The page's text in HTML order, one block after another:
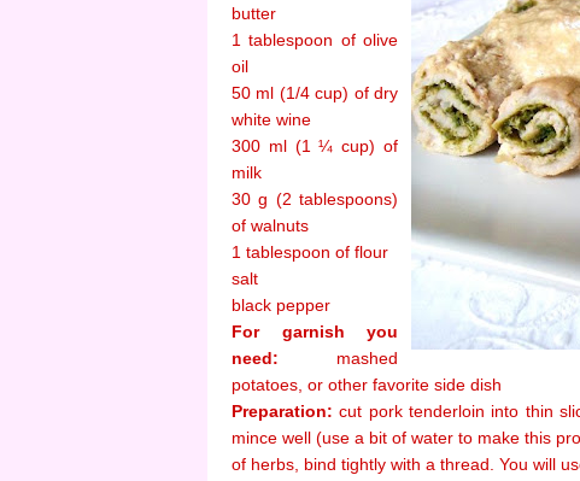
butter
1 tablespoon of olive
oil
50 ml (1/4 cup) of dry
white wine
300 ml (1 ¼ cup) of
milk
30 g (2 tablespoons)
of walnuts
1 tablespoon of flour
salt
black pepper
For garnish you
need: mashed
potatoes, or other favorite side dish
Preparation: cut pork tenderloin into thin
mince well (use a bit of water to make this
of herbs, bind tightly with a thread. You will